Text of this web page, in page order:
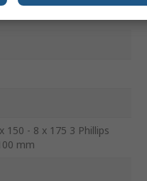
150 - 8 x 175 3 Phillips
mm